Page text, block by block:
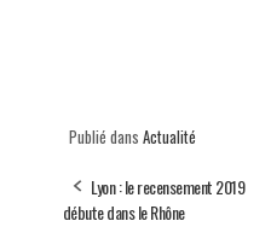
Publié dans Actualité
Lyon : le recensement 2019
débute dans le Rhône